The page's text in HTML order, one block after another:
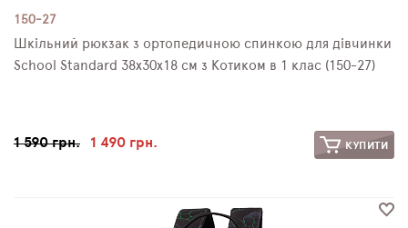
150-27
Шкільний рюкзак з ортопедичною спинкою для дівчинки
School Standard 38х30х18 см з Котиком в 1 клас (150-27)
1 590 грн. 1 490 грн. КУПИТИ